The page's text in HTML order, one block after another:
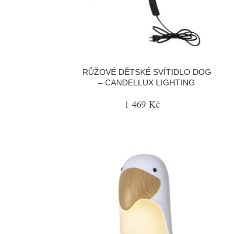
RŮŽOVÉ DĚTSKÉ SVÍTIDLO DOG
– CANDELLUX LIGHTING
1 469 Kč